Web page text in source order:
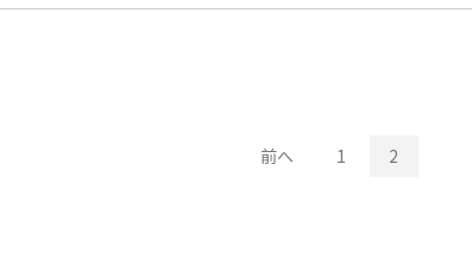
前へ 1 2